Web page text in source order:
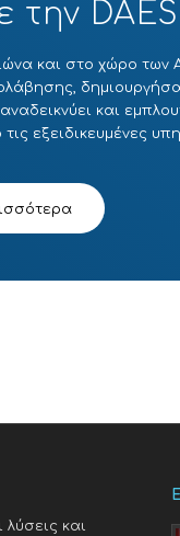
την DAES
και στο χώρο των
και
εξειδικευμένες
λύσεις και